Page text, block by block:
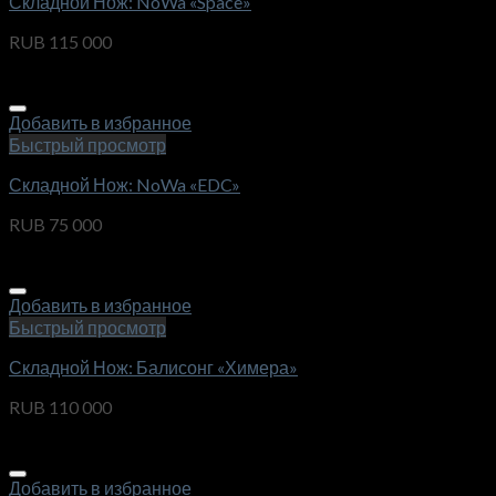
RUB 115 000
Добавить в избранное
Быстрый просмотр
Складной Нож: NoWa «EDC»
RUB 75 000
Добавить в избранное
Быстрый просмотр
Складной Нож: Балисонг «Химера»
RUB 110 000
Добавить в избранное